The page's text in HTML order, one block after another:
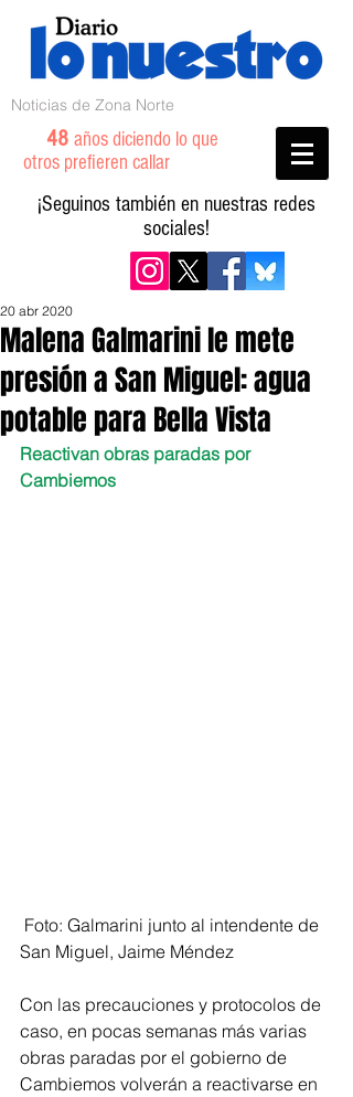
Noticias de Zona Norte
48 años diciendo lo que
otros prefieren callar
¡Seguinos también en nuestras redes
sociales!
Malena Galmarini le mete
presión a San Miguel: agua
potable para Bella Vista
20 abr 2020
Reactivan obras paradas por
Cambiemos
San Miguel, Jaime Méndez
Con las precauciones y protocolos de
caso, en pocas semanas más varias
obras paradas por el gobierno de
Cambiemos volverán a reactivarse en